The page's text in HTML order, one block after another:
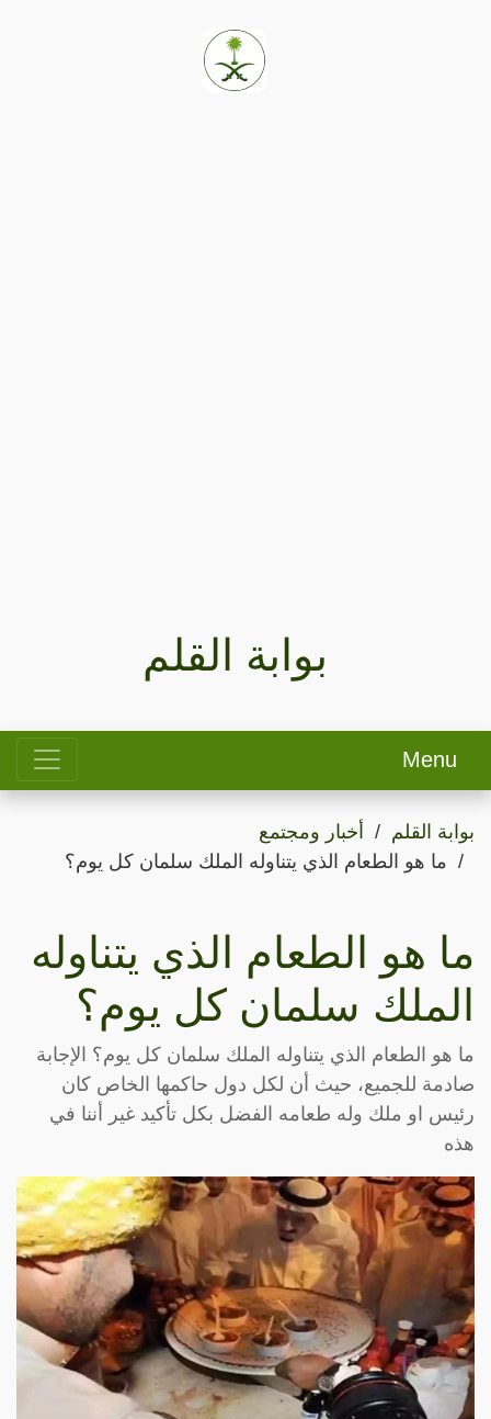
بوابة القلم
Menu
بوابة القلم
أخبار ومجتمع
ما هو الطعام الذي يتناوله الملك سلمان كل يوم؟
ما هو الطعام الذي يتناوله
الملك سلمان كل يوم؟
ما هو الطعام الذي يتناوله الملك سلمان كل يوم؟ الإجابة
صادمة للجميع، حيث أن لكل دول حاكمها الخاص كان
رئيس او ملك وله طعامه الفضل بكل تأكيد غير أننا في
هذه